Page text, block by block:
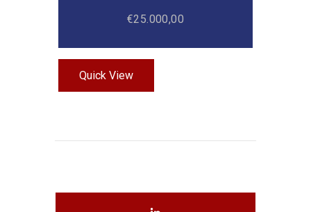
€25.000,00
Quick View